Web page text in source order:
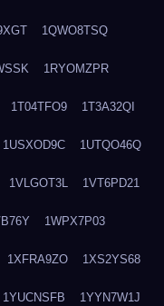
1QWO8TSQ
1RYOMZPR
1T04TFO9 1T3A32QI
1USXOD9C 1UTQO46Q
1VLGOT3L 1VT6PD21
1WPX7P03
1XFRA9ZO 1XS2YS68
1YUCNSFB 1YYN7W1J